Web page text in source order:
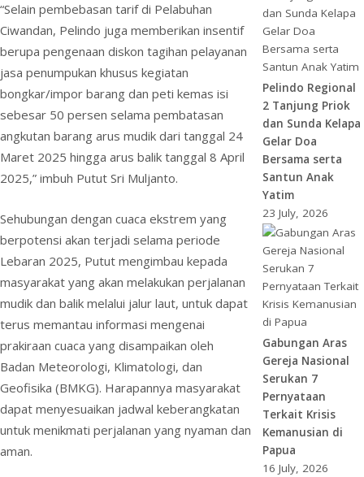
“Selain pembebasan tarif di Pelabuhan
Ciwandan, Pelindo juga memberikan insentif
berupa pengenaan diskon tagihan pelayanan
jasa penumpukan khusus kegiatan
bongkar/impor barang dan peti kemas isi
sebesar 50 persen selama pembatasan
angkutan barang arus mudik dari tanggal 24
Maret 2025 hingga arus balik tanggal 8 April
2025,” imbuh Putut Sri Muljanto.
Sehubungan dengan cuaca ekstrem yang
berpotensi akan terjadi selama periode
Lebaran 2025, Putut mengimbau kepada
masyarakat yang akan melakukan perjalanan
mudik dan balik melalui jalur laut, untuk dapat
terus memantau informasi mengenai
prakiraan cuaca yang disampaikan oleh
Badan Meteorologi, Klimatologi, dan
Geofisika (BMKG). Harapannya masyarakat
dapat menyesuaikan jadwal keberangkatan
untuk menikmati perjalanan yang nyaman dan
aman.
Pelindo Regional
2 Tanjung Priok
dan Sunda Kelapa
Gelar Doa
Bersama serta
Santun Anak
Yatim
23 July, 2026
Gabungan Aras
Gereja Nasional
Serukan 7
Pernyataan
Terkait Krisis
Kemanusian di
Papua
16 July, 2026